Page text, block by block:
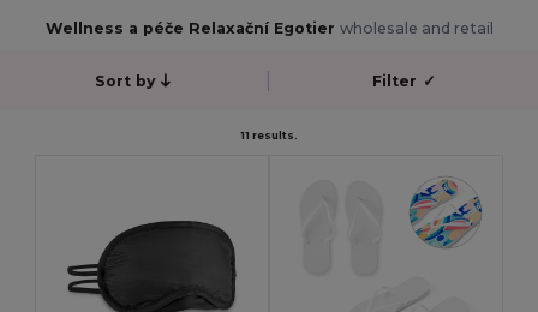
Wellness a péče Relaxační Egotier wholesale and retail
Sort by Filter ✓
11 results.